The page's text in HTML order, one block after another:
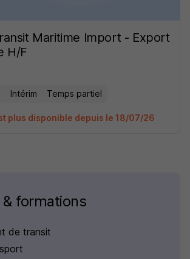
Maritime Import - Export
H/F
Intérim Temps partiel
plus disponible depuis le 18/07/26
& formations
de transit